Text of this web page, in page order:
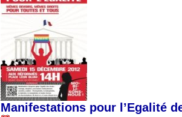
Manifestations pour l’Egalité